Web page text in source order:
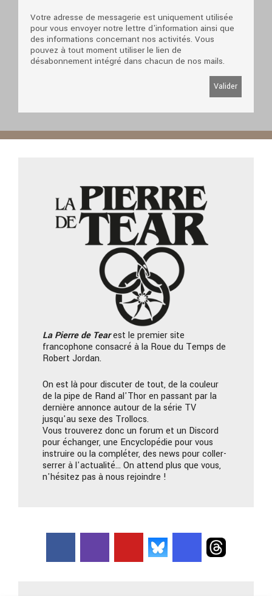
Votre adresse de messagerie est uniquement utilisée
pour vous envoyer notre lettre d'information ainsi que
des informations concernant nos activités. Vous
pouvez à tout moment utiliser le lien de
désabonnement intégré dans chacun de nos mails.
La Pierrede Tearest le premier site
francophone consacré à la Roue du Temps de
Robert Jordan.
On est là pour discuter de tout, de la couleur
de la pipe de Rand al'Thor en passant par la
dernière annonce autour de la série TV
jusqu'au sexe des Trollocs.
Vous trouverez donc un forum et un Discord
pour échanger, une Encyclopédie pour vous
instruire ou la compléter, des news pour coller-
serrer à l'actualité… On attend plus que vous,
n'hésitez pas à nous rejoindre !